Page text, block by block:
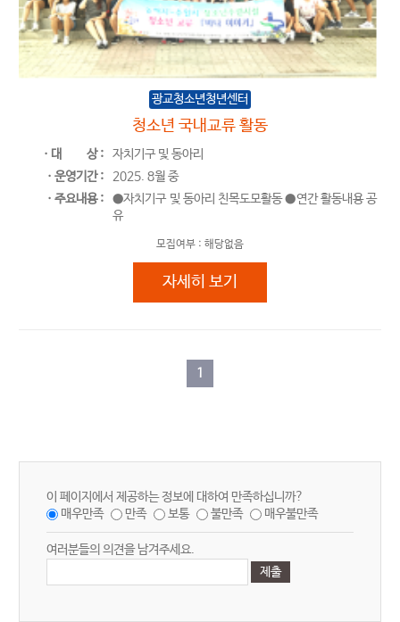
광교청소년청년센터
청소년 국내교류 활동
ㆍ대 상 :
자치기구 및 동아리
ㆍ운영기간 :
2025. 8월 중
ㆍ주요내용 :
●자치기구 및 동아리 친목도모활동 ●연간 활동내용 공
유
모집여부 : 해당없음
청소년 국내교류 활동
자세히 보기
1
이 페이지에서 제공하는 정보에 대하여 만족하십니까?
매우만족
만족 보통 불만족 매우불만족
여러분들의 의견을 남겨주세요.